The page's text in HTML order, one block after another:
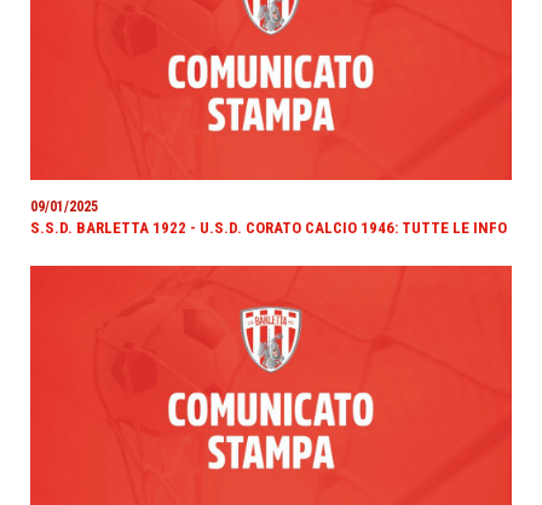
09/01/2025
S.S.D. BARLETTA 1922 - U.S.D. CORATO CALCIO 1946: TUTTE LE INFO